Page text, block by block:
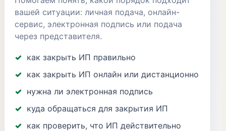
вашей ситуации: личная подача, онлайн-
сервис, электронная подпись или подача
через представителя.
как закрыть ИП правильно
как закрыть ИП онлайн или дистанционно
нужна ли электронная подпись
куда обращаться для закрытия ИП
как проверить, что ИП действительно